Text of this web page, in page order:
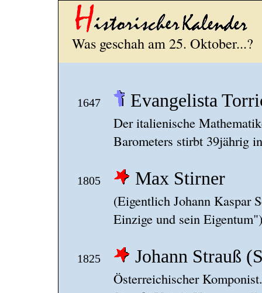
Was geschah am 25. Oktober...?
1647 Evangelista
Der italienische
Barometers stirbt 39jährig
1805 Max Stirner
(Eigentlich Johann Kaspar
Einzige und sein
1825 Johann Strauß
Österreichischer